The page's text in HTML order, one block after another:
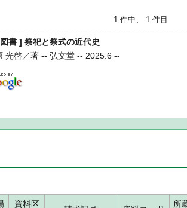
1 件中、 1 件目
書 ] 祭祀と祭式の近代史
光啓／著 -- 弘文堂 -- 2025.6 --
資料区
所